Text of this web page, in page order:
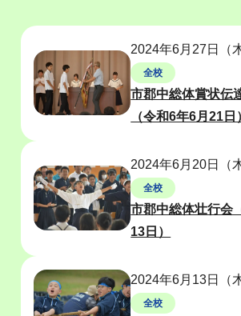
2024年6月27日（
全校
市郡中総体賞状伝
（令和6年6月21日
2024年6月20日（
全校
市郡中総体壮行会
13日）
2024年6月13日（
全校